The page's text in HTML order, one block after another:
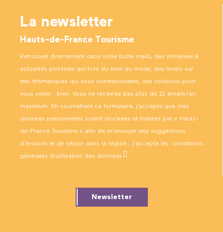
La newsletter
Hauts-de-France Tourisme
Retrouvez directement dans votre boîte mails, des initiatives &
actualités positives qui font du bien au moral, des livrets sur
des thématiques qui vous correspondent, des solutions pour
vous sentir… bien. Vous ne recevrez pas plus de 12 emails/an
maximum. En soumettant ce formulaire, j’accepte que mes
données personnelles soient stockées et traitées par « Hauts-
de-France Tourisme » afin de m’envoyer des suggestions
d’évasion et de séjour dans la région ; j’accepte les conditions
générales d’utilisation des données .
Newsletter